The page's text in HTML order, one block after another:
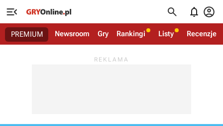
   
PREMIUM Newsroom Gry Rankingi Listy Recenzje